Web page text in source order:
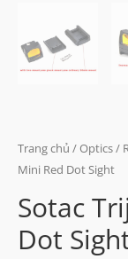
Trang chủ /Optics/
Mini Red Dot Sight
Sotac
Dot